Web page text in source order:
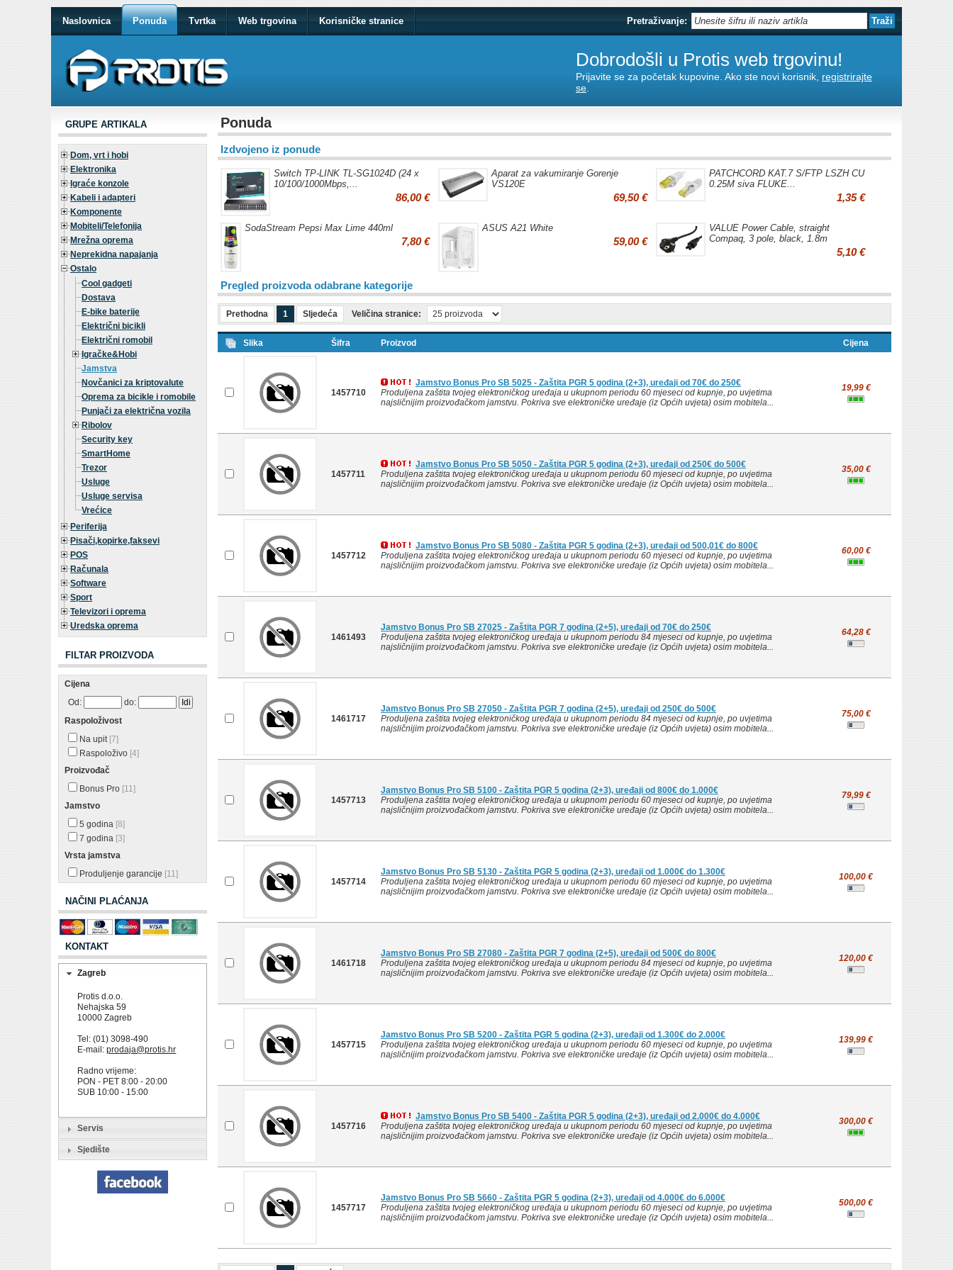
Naslovnica Ponuda Tvrtka Web trgovina Korisničke stranice Pretraživanje:
Dobrodošli u Protis web trgovinu!
Prijavite se za početak kupovine. Ako ste novi korisnik, registrirajte
se
GRUPE ARTIKALA
Dom, vrt i hobi
Elektronika
Igraće konzole
Kabeli i adapteri
Komponente
Mobiteli/Telefonija
Mrežna oprema
Neprekidna napajanja
Ostalo
Cool gadgeti
Dostava
E-bike baterije
Električni bicikli
Električni romobil
Igračke&Hobi
Jamstva
Novčanici za kriptovalute
Oprema za bicikle i romobile
Punjači za električna vozila
Ribolov
Security key
SmartHome
Trezor
Usluge
Usluge servisa
Vrećice
Periferija
Pisači,kopirke,faksevi
POS
Računala
Software
Sport
Televizori i oprema
Uredska oprema
FILTAR PROIZVODA
Cijena
Od:
do:
Raspoloživost
Na upit [7]
Raspoloživo [4]
Proizvođač
Bonus Pro [11]
Jamstvo
5 godina [8]
7 godina [3]
Vrsta jamstva
Produljenje garancije [11]
NAČINI PLAĆANJA
KONTAKT
Zagreb
Protis d.o.o.
Nehajska 59
10000 Zagreb
Tel: (01) 3098-490
E-mail:prodaja@protis.hr
Radno vrijeme:
PON - PET 8:00 - 20:00
SUB 10:00 - 15:00
Servis
Sjedište
Ponuda
Izdvojeno iz ponude
Switch TP-LINK TL-SG1024D (24 x
10/100/1000Mbps,...
86,00 €
Aparat za vakumiranje Gorenje
VS120E
69,50 €
PATCHCORD KAT.7 S/FTP LSZH CU
0.25M siva FLUKE...
1,35 €
SodaStream Pepsi Max Lime 440ml
7,80 €
ASUS A21 White
59,00 €
VALUE Power Cable, straight
Compaq, 3 pole, black, 1.8m
5,10 €
Pregled proizvoda odabrane kategorije
Prethodna 1 Sljedeća Veličina stranice:
Slika Šifra Proizvod Cijena
1457710
Jamstvo Bonus Pro SB 5025 - Zaštita PGR 5 godina (2+3), uređaji od 70€ do 250€
Produljena zaštita tvojeg elektroničkog uređaja u ukupnom periodu 60 mjeseci od kupnje, po uvjetima
najsličnijim proizvođačkom jamstvu. Pokriva sve elektroničke uređaje (iz Općih uvjeta) osim mobitela...
19,99 €
1457711
Jamstvo Bonus Pro SB 5050 - Zaštita PGR 5 godina (2+3), uređaji od 250€ do 500€
Produljena zaštita tvojeg elektroničkog uređaja u ukupnom periodu 60 mjeseci od kupnje, po uvjetima
najsličnijim proizvođačkom jamstvu. Pokriva sve elektroničke uređaje (iz Općih uvjeta) osim mobitela...
35,00 €
1457712
Jamstvo Bonus Pro SB 5080 - Zaštita PGR 5 godina (2+3), uređaji od 500,01€ do 800€
Produljena zaštita tvojeg elektroničkog uređaja u ukupnom periodu 60 mjeseci od kupnje, po uvjetima
najsličnijim proizvođačkom jamstvu. Pokriva sve elektroničke uređaje (iz Općih uvjeta) osim mobitela...
60,00 €
1461493
Jamstvo Bonus Pro SB 27025 - Zaštita PGR 7 godina (2+5), uređaji od 70€ do 250€
Produljena zaštita tvojeg elektroničkog uređaja u ukupnom periodu 84 mjeseci od kupnje, po uvjetima
najsličnijim proizvođačkom jamstvu. Pokriva sve elektroničke uređaje (iz Općih uvjeta) osim mobitela...
64,28 €
1461717
Jamstvo Bonus Pro SB 27050 - Zaštita PGR 7 godina (2+5), uređaji od 250€ do 500€
Produljena zaštita tvojeg elektroničkog uređaja u ukupnom periodu 84 mjeseci od kupnje, po uvjetima
najsličnijim proizvođačkom jamstvu. Pokriva sve elektroničke uređaje (iz Općih uvjeta) osim mobitela...
75,00 €
1457713
Jamstvo Bonus Pro SB 5100 - Zaštita PGR 5 godina (2+3), uređaji od 800€ do 1.000€
Produljena zaštita tvojeg elektroničkog uređaja u ukupnom periodu 60 mjeseci od kupnje, po uvjetima
najsličnijim proizvođačkom jamstvu. Pokriva sve elektroničke uređaje (iz Općih uvjeta) osim mobitela...
79,99 €
1457714
Jamstvo Bonus Pro SB 5130 - Zaštita PGR 5 godina (2+3), uređaji od 1.000€ do 1.300€
Produljena zaštita tvojeg elektroničkog uređaja u ukupnom periodu 60 mjeseci od kupnje, po uvjetima
najsličnijim proizvođačkom jamstvu. Pokriva sve elektroničke uređaje (iz Općih uvjeta) osim mobitela...
100,00 €
1461718
Jamstvo Bonus Pro SB 27080 - Zaštita PGR 7 godina (2+5), uređaji od 500€ do 800€
Produljena zaštita tvojeg elektroničkog uređaja u ukupnom periodu 84 mjeseci od kupnje, po uvjetima
najsličnijim proizvođačkom jamstvu. Pokriva sve elektroničke uređaje (iz Općih uvjeta) osim mobitela...
120,00 €
1457715
Jamstvo Bonus Pro SB 5200 - Zaštita PGR 5 godina (2+3), uređaji od 1.300€ do 2.000€
Produljena zaštita tvojeg elektroničkog uređaja u ukupnom periodu 60 mjeseci od kupnje, po uvjetima
najsličnijim proizvođačkom jamstvu. Pokriva sve elektroničke uređaje (iz Općih uvjeta) osim mobitela...
139,99 €
1457716
Jamstvo Bonus Pro SB 5400 - Zaštita PGR 5 godina (2+3), uređaji od 2.000€ do 4.000€
Produljena zaštita tvojeg elektroničkog uređaja u ukupnom periodu 60 mjeseci od kupnje, po uvjetima
najsličnijim proizvođačkom jamstvu. Pokriva sve elektroničke uređaje (iz Općih uvjeta) osim mobitela...
300,00 €
1457717
Jamstvo Bonus Pro SB 5660 - Zaštita PGR 5 godina (2+3), uređaji od 4.000€ do 6.000€
Produljena zaštita tvojeg elektroničkog uređaja u ukupnom periodu 60 mjeseci od kupnje, po uvjetima
najsličnijim proizvođačkom jamstvu. Pokriva sve elektroničke uređaje (iz Općih uvjeta) osim mobitela...
500,00 €